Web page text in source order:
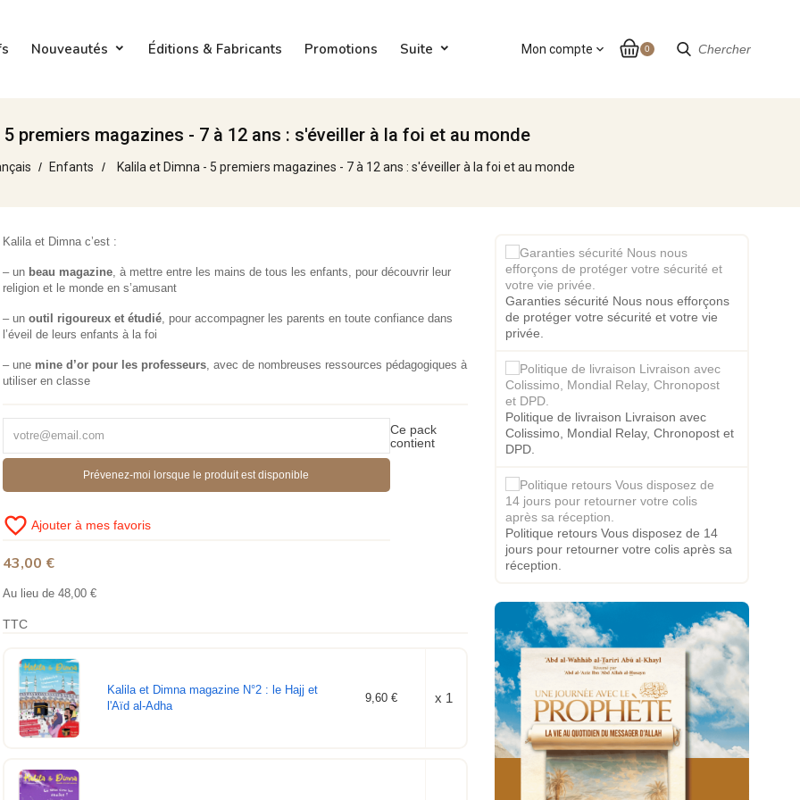
Chercher
Nouveautés Éditions & Fabricants Promotions Suite 0
Mon compte expand_more
premiers magazines - 7 à 12 ans : s'éveiller à la foi et au monde
Enfants Kalila et Dimna - 5 premiers magazines - 7 à 12 ans : s'éveiller à la foi et au monde
Kalila et Dimna c’est :
– un beau magazine, à mettre entre les mains de tous les enfants, pour découvrir leur
religion et le monde en s’amusant
– un outil rigoureux et étudié, pour accompagner les parents en toute confiance dans
l’éveil de leurs enfants à la foi
– une mine d’or pour les professeurs, avec de nombreuses ressources pédagogiques à
utiliser en classe
Prévenez-moi lorsque le produit est disponible
favorite_border Ajouter à mes favoris
43,00 €
Au lieu de 48,00 €
TTC
Ce pack
contient
Kalila et Dimna magazine N°2 : le Hajj et
l'Aïd al-Adha
9,60 € x 1
Garanties sécurité Nous nous efforçons
de protéger votre sécurité et votre vie
privée.
Politique de livraison Livraison avec
Colissimo, Mondial Relay, Chronopost et
DPD.
Politique retours Vous disposez de 14
jours pour retourner votre colis après sa
réception.